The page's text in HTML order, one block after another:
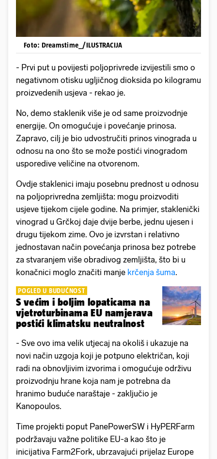
Foto: Dreamstime_/ILUSTRACIJA
- Prvi put u povijesti poljoprivrede izvijestili smo o
negativnom otisku ugljičnog dioksida po kilogramu
proizvedenih usjeva - rekao je.
No, demo staklenik više je od same proizvodnje
energije. On omogućuje i povećanje prinosa.
Zapravo, cilj je bio udvostručiti prinos vinograda u
odnosu na ono što se može postići vinogradom
usporedive veličine na otvorenom.
Ovdje staklenici imaju posebnu prednost u odnosu
na poljoprivredna zemljišta: mogu proizvoditi
usjeve tijekom cijele godine. Na primjer, staklenički
vinograd u Grčkoj daje dvije berbe, jednu ujesen i
drugu tijekom zime. Ovo je izvrstan i relativno
jednostavan način povećanja prinosa bez potrebe
za stvaranjem više obradivog zemljišta, što bi u
konačnici moglo značiti manje krčenja šuma.
POGLED U BUDUĆNOST
S većim i boljim lopaticama na
vjetroturbinama EU namjerava
postići klimatsku neutralnost
- Sve ovo ima velik utjecaj na okoliš i ukazuje na
novi način uzgoja koji je potpuno električan, koji
radi na obnovljivim izvorima i omogućuje održivu
proizvodnju hrane koja nam je potrebna da
hranimo buduće naraštaje - zaključio je
Kanopoulos.
Time projekti poput PanePowerSW i HyPERFarm
podržavaju važne politike EU-a kao što je
inicijativa Farm2Fork, ubrzavajući prijelaz Europe